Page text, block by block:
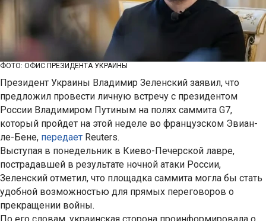
ФОТО: ОФИС ПРЕЗИДЕНТА УКРАИНЫ
Президент Украины Владимир Зеленский заявил, что
предложил провести личную встречу с президентом
России Владимиром Путиным на полях саммита G7,
который пройдет на этой неделе во французском Эвиан-
ле-Бене, передает Reuters.
Выступая в понедельник в Киево-Печерской лавре,
пострадавшей в результате ночной атаки России,
Зеленский отметил, что площадка саммита могла бы стать
удобной возможностью для прямых переговоров о
прекращении войны.